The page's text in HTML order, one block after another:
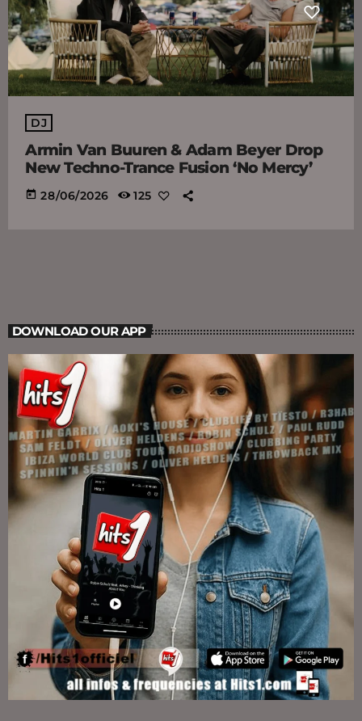
DJ
Armin Van Buuren & Adam Beyer Drop
New Techno-Trance Fusion ‘No Mercy’
today 28/06/2026 125
DOWNLOAD OUR APP